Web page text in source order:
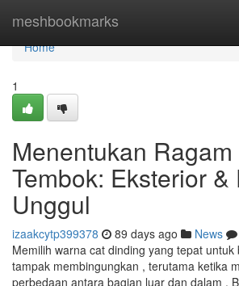
meshbookmarks
Home
Home
1
Menentukan
Tembok: Eksterior &
Unggul
izaakcytp399378 89 days ago News
Memilih warna cat dinding yang tepat
tampak membingungkan , terutama ketika
perbedaan antara bagian luar dan dalam .